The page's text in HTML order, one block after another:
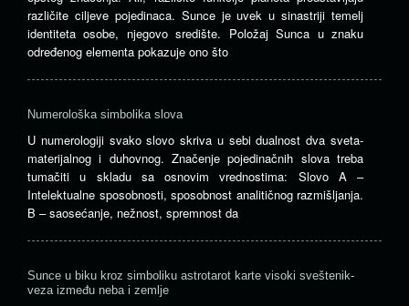
različite ciljeve pojedinaca. Sunce je uvek u sinastriji temelj
identiteta osobe, njegovo središte. Položaj Sunca u znaku
određenog elementa pokazuje ono što
Numerološka simbolika slova
U numerologiji svako slovo skriva u sebi dualnost dva sveta-
materijalnog i duhovnog. Značenje pojedinačnih slova treba
tumačiti u skladu sa osnovim vrednostima: Slovo A –
Intelektualne sposobnosti, sposobnost analitičnog razmišljanja.
B – saosećanje, nežnost, spremnost da
Sunce u biku kroz simboliku astrotarot karte visoki sveštenik-
veza između neba i zemlje